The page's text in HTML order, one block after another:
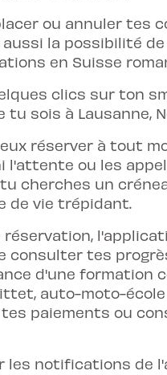
ou annuler tes
aussi la possibilité
en Suisse
clics sur ton
sois à Lausanne,
réserver à tout
l'attente ou les
cherches un
de vie trépidant.
réservation,
consulter tes
d'une formation
auto-moto-
paiements ou
les notifications de